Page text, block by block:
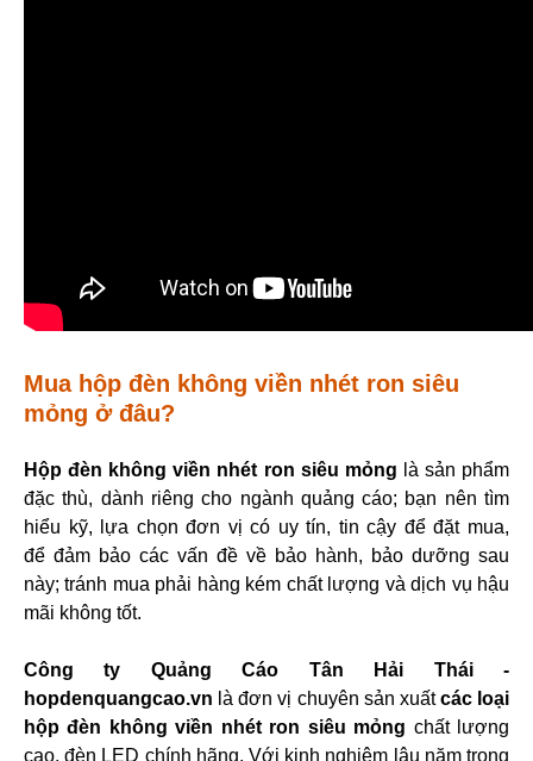
Mua hộp đèn không viền nhét ron siêu
mỏng ở đâu?
Hộp đèn không viền nhét ron siêu mỏng là sản phẩm
đặc thù, dành riêng cho ngành quảng cáo; bạn nên tìm
hiểu kỹ, lựa chọn đơn vị có uy tín, tin cậy để đặt mua,
để đảm bảo các vấn đề về bảo hành, bảo dưỡng sau
này; tránh mua phải hàng kém chất lượng và dịch vụ hậu
mãi không tốt.
Công ty Quảng Cáo Tân Hải Thái -
hopdenquangcao.vn là đơn vị chuyên sản xuấtcác loại
hộp đèn không viền nhét ron siêu mỏng chất lượng
cao, đèn LED chính hãng. Với kinh nghiệm lâu năm trong